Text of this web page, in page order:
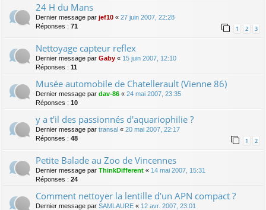
24 H du Mans
Dernier message par jef10 « 27 juin 2007, 22:28
Réponses : 71 1 2 3
Nettoyage capteur reflex
Dernier message par Gaby « 15 juin 2007, 12:10
Réponses : 11
Musée automobile de Chatellerault (Vienne 86)
Dernier message par dav-86 « 24 mai 2007, 23:35
Réponses : 10
y a t'il des passionnés d'aquariophilie ?
Dernier message par transal « 20 mai 2007, 22:17
Réponses : 48 1 2
Petite Balade au Zoo de Vincennes
Dernier message par ThinkDifferent « 14 mai 2007, 15:31
Réponses : 24
Comment nettoyer la lentille d'un APN compact ?
Dernier message par SAMLAURE « 12 avr. 2007, 23:01